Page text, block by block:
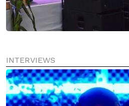
INTERVIEWS